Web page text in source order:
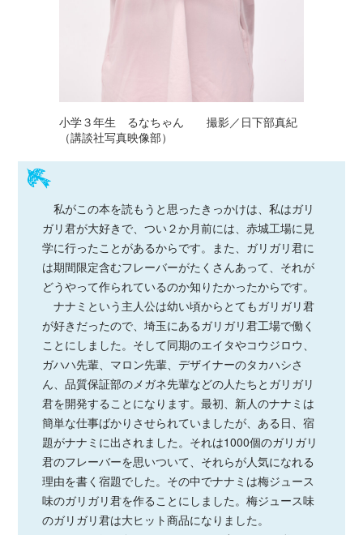
小学３年生 るなちゃん 撮影／日下部真紀
（講談社写真映像部）
私がこの本を読もうと思ったきっかけは、私はガリ
ガリ君が大好きで、つい２か月前には、赤城工場に見
学に行ったことがあるからです。また、ガリガリ君に
は期間限定含むフレーバーがたくさんあって、それが
どうやって作られているのか知りたかったからです。
ナナミという主人公は幼い頃からとてもガリガリ君
が好きだったので、埼玉にあるガリガリ君工場で働く
ことにしました。そして同期のエイタやコウジロウ、
ガハハ先輩、マロン先輩、デザイナーのタカハシさ
ん、品質保証部のメガネ先輩などの人たちとガリガリ
君を開発することになります。最初、新人のナナミは
簡単な仕事ばかりさせられていましたが、ある日、宿
題がナナミに出されました。それは1000個のガリガリ
君のフレーバーを思いついて、それらが人気になれる
理由を書く宿題でした。その中でナナミは梅ジュース
味のガリガリ君を作ることにしました。梅ジュース味
のガリガリ君は大ヒット商品になりました。